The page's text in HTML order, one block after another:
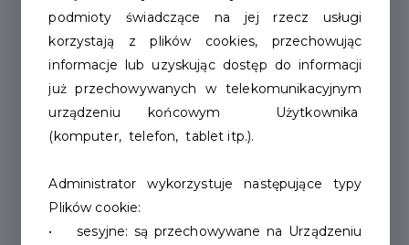
30 maja w Szczecinku
melomanów czeka
podmioty świadczące na jej rzecz usługi
korzystają z plików cookies, przechowując
informacje lub uzyskując dostęp do informacji
już przechowywanych w telekomunikacyjnym
urządzeniu końcowym Użytkownika
(komputer, telefon, tablet itp.).
Administrator wykorzystuje następujące typy
Plików cookie:
• sesyjne: są przechowywane na Urządzeniu